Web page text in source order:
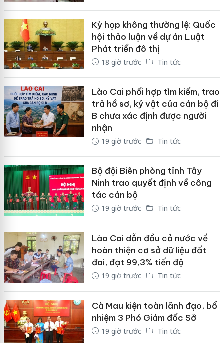
Kỳ họp không thường lệ: Quốc
hội thảo luận về dự án Luật
Phát triển đô thị
18 giờ trước Tin tức
Lào Cai phối hợp tìm kiếm, trao
trả hồ sơ, kỷ vật của cán bộ đi
B chưa xác định được người
nhận
19 giờ trước Tin tức
Bộ đội Biên phòng tỉnh Tây
Ninh trao quyết định về công
tác cán bộ
19 giờ trước Tin tức
Lào Cai dẫn đầu cả nước về
hoàn thiện cơ sở dữ liệu đất
đai, đạt 99,3% tiến độ
19 giờ trước Tin tức
Cà Mau kiện toàn lãnh đạo, bổ
nhiệm 3 Phó Giám đốc Sở
19 giờ trước Tin tức